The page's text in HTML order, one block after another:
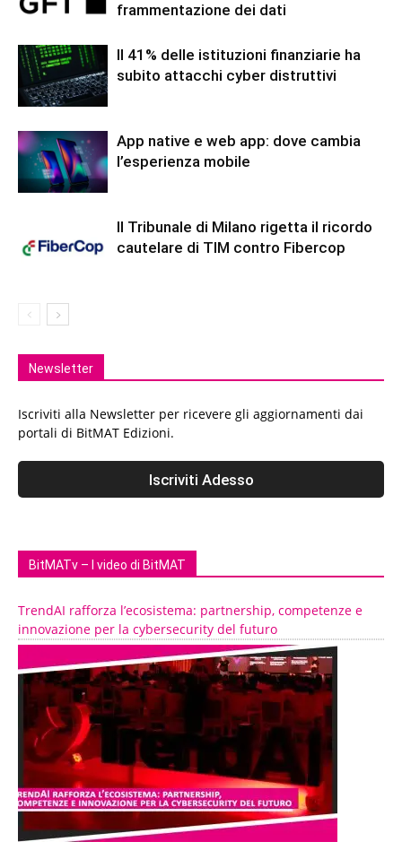
frammentazione dei dati
Il 41% delle istituzioni finanziarie ha
subito attacchi cyber distruttivi
App native e web app: dove cambia
l’esperienza mobile
Il Tribunale di Milano rigetta il ricordo
cautelare di TIM contro Fibercop
Newsletter
Iscriviti alla Newsletter per ricevere gli aggiornamenti dai
portali di BitMAT Edizioni.
BitMATv – I video di BitMAT
TrendAI rafforza l’ecosistema: partnership, competenze e
innovazione per la cybersecurity del futuro